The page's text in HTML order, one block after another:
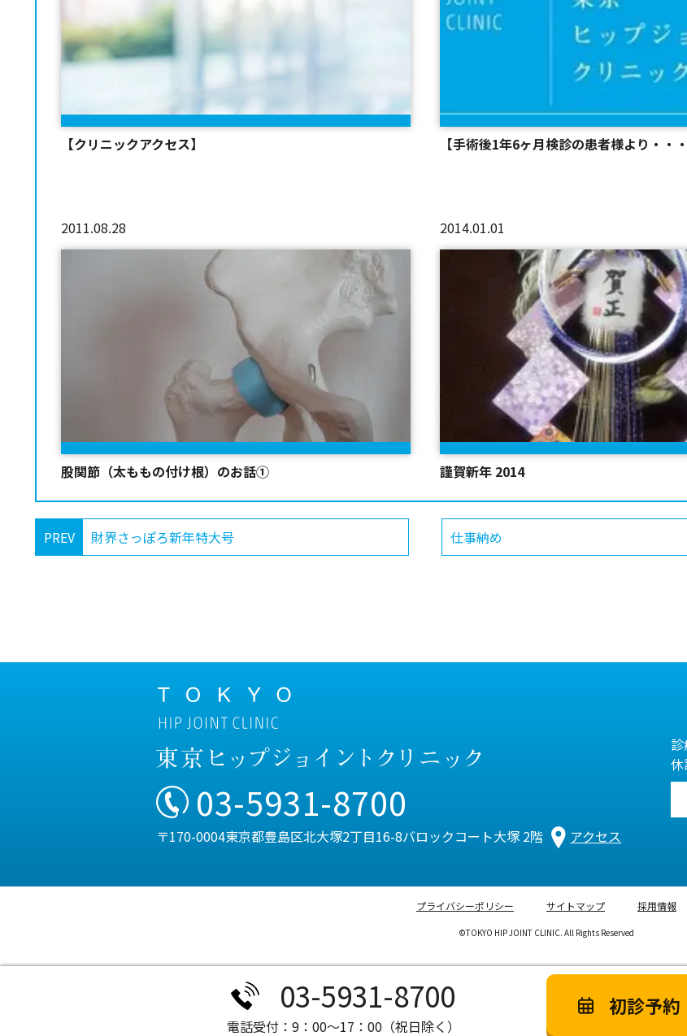
【クリニックアクセス】 【手術後1年6ヶ月検診の患者様より・・・
2011.08.28
股関節（太ももの付け根）のお話①
2014.01.01
謹賀新年 2014
PREV 財界さっぽろ新年特大号 仕事納め
03-5931-8700
〒170-0004東京都豊島区北大塚2丁目16-8バロックコート大塚 2階 アクセス
休
プライバシーポリシー サイトマップ 採用情報
©TOKYO HIP JOINT CLINIC. All Rights Reserved
03-5931-8700
電話受付：9：00～17：00（祝日除く）
初診予約